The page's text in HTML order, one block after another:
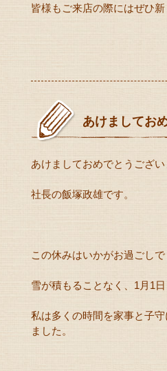
皆様もご来店の際にはぜひ
あけましてお
あけましておめでとうござ
社長の飯塚政雄です。
この休みはいかがお過ごし
雪が積もることなく、1月1
私は多くの時間を家事と子
ました。